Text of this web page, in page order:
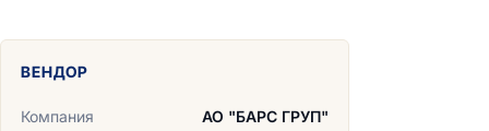
ВЕНДОР
Компания
АО "БАРС ГРУП"